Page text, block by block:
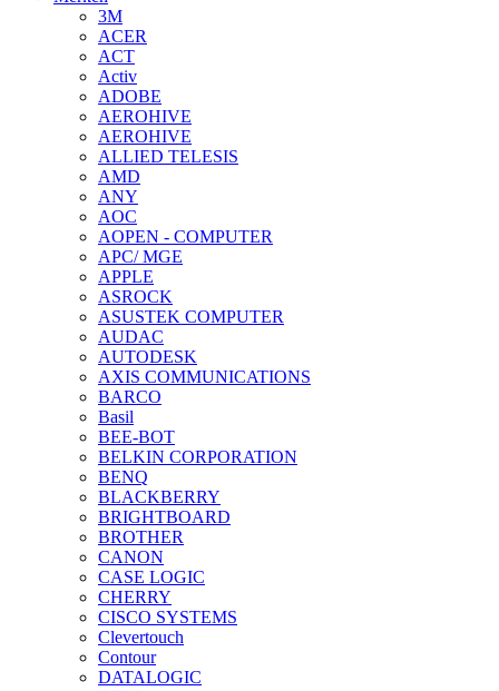
3M
ACER
ACT
Activ
ADOBE
AEROHIVE
AEROHIVE
ALLIED TELESIS
AMD
ANY
AOC
AOPEN - COMPUTER
APC/ MGE
APPLE
ASROCK
ASUSTEK COMPUTER
AUDAC
AUTODESK
AXIS COMMUNICATIONS
BARCO
Basil
BEE-BOT
BELKIN CORPORATION
BENQ
BLACKBERRY
BRIGHTBOARD
BROTHER
CANON
CASE LOGIC
CHERRY
CISCO SYSTEMS
Clevertouch
Contour
DATALOGIC